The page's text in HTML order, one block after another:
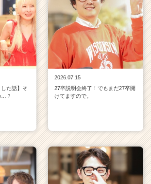
した話】そ
…？
2026.07.15
27卒説明会終了！でもまだ27卒開
けてますので。